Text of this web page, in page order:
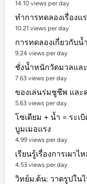
14.10 views per day
ทำการทดลองเรื่องแ
10.21 views per day
การทดลองเกี่ยวกับน้
9.24 views per day
ชั่งน้ำหนักวัดมวลแล
7.63 views per day
ของเล่นร่มชูชีพ และ
5.63 views per day
โซเดียม + น้ำ = ระเ
บูมเมอแรง
4.99 views per day
เรียนรู้เรื่องการเผา
4.53 views per day
วิทย์ม.ต้น: วาดรูปใน